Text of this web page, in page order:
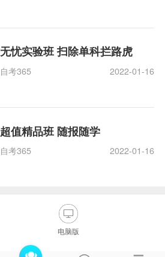
无忧实验班 扫除单科拦路虎
自考365 2022-01-16
超值精品班 随报随学
自考365 2022-01-16
电脑版